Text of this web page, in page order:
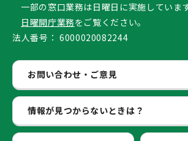
一部の窓口業務は日曜日に実施しています
日曜開庁業務をご覧ください。
法人番号： 6000020082244
お問い合わせ・ご意見
情報が見つからないときは？